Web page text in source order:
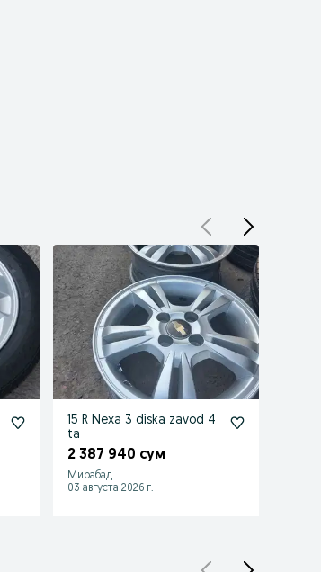
15 R Nexa 3 diska zavod 4
ta
2 387 940 сум
Мирабад
03 августа 2026 г.